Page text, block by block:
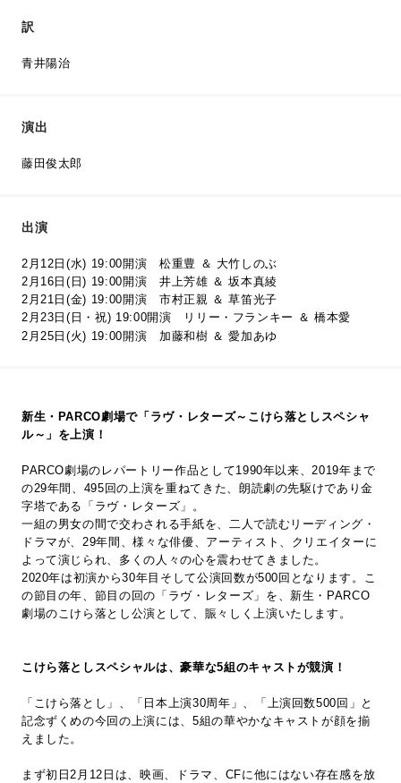
訳
青井陽治
演出
藤田俊太郎
出演
2月12日(水) 19:00開演 松重豊 ＆ 大竹しのぶ
2月16日(日) 19:00開演 井上芳雄 ＆ 坂本真綾
2月21日(金) 19:00開演 市村正親 ＆ 草笛光子
2月23日(日・祝) 19:00開演 リリー・フランキー ＆ 橋本愛
2月25日(火) 19:00開演 加藤和樹 ＆ 愛加あゆ
新生・PARCO劇場で「ラヴ・レターズ～こけら落としスペシャ
ル～」を上演！
PARCO劇場のレパートリー作品として1990年以来、2019年まで
の29年間、495回の上演を重ねてきた、朗読劇の先駆けであり金
字塔である「ラヴ・レターズ」。
一組の男女の間で交わされる手紙を、二人で読むリーディング・
ドラマが、29年間、様々な俳優、アーティスト、クリエイターに
よって演じられ、多くの人々の心を震わせてきました。
2020年は初演から30年目そして公演回数が500回となります。こ
の節目の年、節目の回の「ラヴ・レターズ」を、新生・PARCO
劇場のこけら落とし公演として、賑々しく上演いたします。
こけら落としスペシャルは、豪華な5組のキャストが競演！
「こけら落とし」、「日本上演30周年」、「上演回数500回」と
記念ずくめの今回の上演には、5組の華やかなキャストが顔を揃
えました。
まず初日2月12日は、映画、ドラマ、CFに他にはない存在感を放